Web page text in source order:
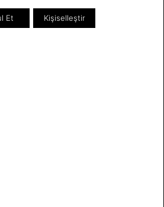
Kampanyalar
Et Kişiselleştir